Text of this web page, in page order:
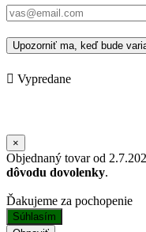
Upozorniť ma, keď bude
 Vypredane
×
Objednaný tovar od
dôvodu dovolenky.
Ďakujeme za pochopenie
Súhlasím